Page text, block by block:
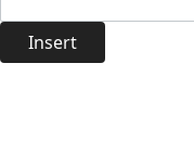
Insert